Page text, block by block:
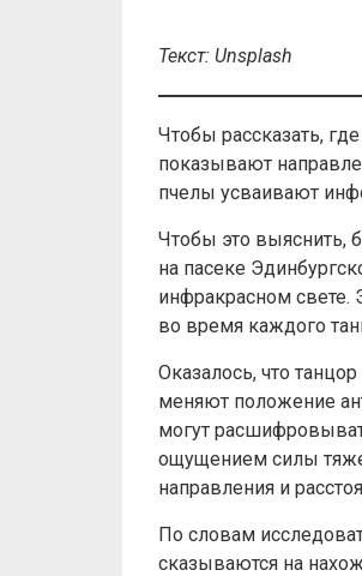
Текст: Unsplash
Чтобы рассказать,
показывают
пчелы усваивают
Чтобы это выяснить,
на пасеке
инфракрасном свете.
во время каждого
Оказалось, что
меняют положение
могут
ощущением силы
направления и
По словам
сказываются на